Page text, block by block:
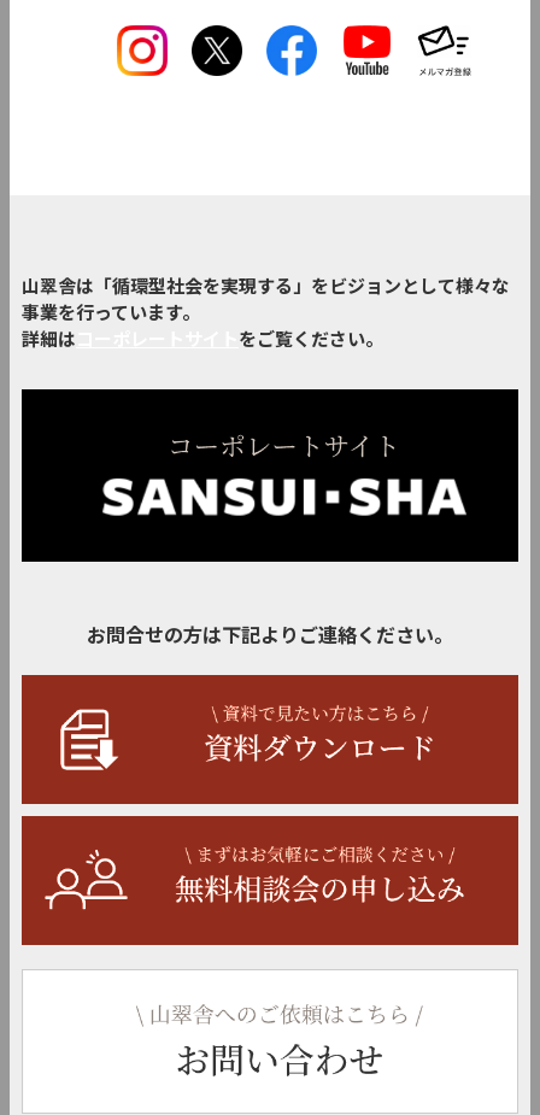
山翠舎は「循環型社会を実現する」をビジョンとして様々な
事業を行っています。
詳細は
をご覧ください。
お問合せの方は下記よりご連絡ください。